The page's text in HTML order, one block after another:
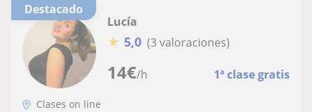
Destacado
14€/h 1ª clase gratis
Lucía
★ 5,0 (3 valoraciones)
Clases on line